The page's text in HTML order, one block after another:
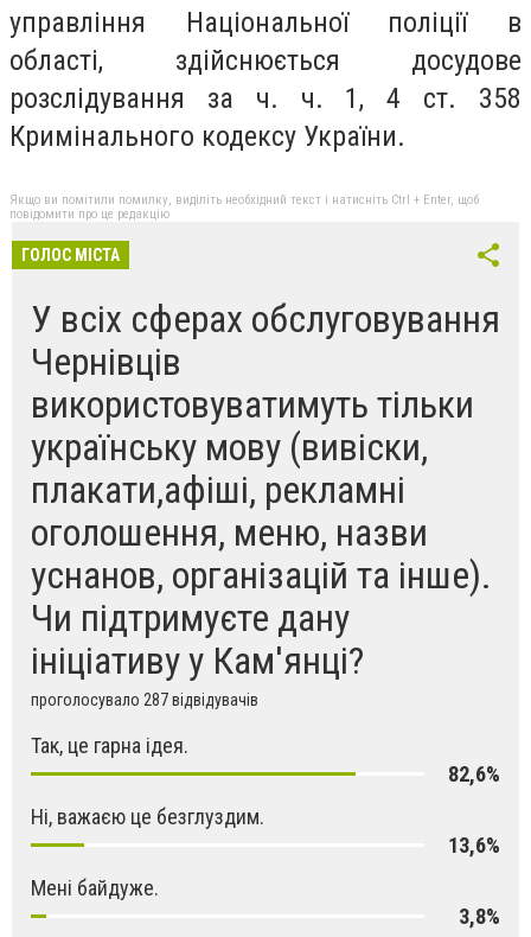
управління Національної поліції в
області, здійснюється досудове
розслідування за ч. ч. 1, 4 ст. 358
Кримінального кодексу України.
Якщо ви помітили помилку, виділіть необхідний текст і натисніть Ctrl + Enter, щоб
повідомити про це редакцію
ГОЛОС МІСТА
У всіх сферах обслуговування
Чернівців
використовуватимуть тільки
українську мову (вивіски,
плакати,афіші, рекламні
оголошення, меню, назви
уснанов, організацій та інше).
Чи підтримуєте дану
ініціативу у Кам'янці?
проголосувало 287 відвідувачів
Так, це гарна ідея.
82,6%
Ні, важаєю це безглуздим.
13,6%
Мені байдуже.
3,8%